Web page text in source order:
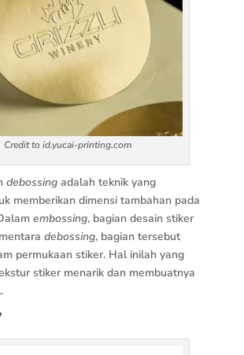
Credit to id.yucai-printing.com
debossingadalah teknik yang
memberikan dimensi tambahan pada
embossing, bagian desain stiker
debossing, bagian tersebut
permukaan stiker. Hal inilah yang
stiker menarik dan membuatnya